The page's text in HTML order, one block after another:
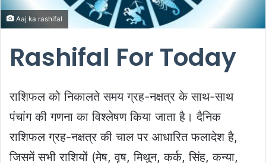
Aaj ka rashifal
Rashifal For Today
राशिफल को निकालते समय ग्रह-नक्षत्र के साथ-साथ
पंचांग की गणना का विश्लेषण किया जाता है। दैनिक
राशिफल ग्रह-नक्षत्र की चाल पर आधारित फलादेश है,
जिसमें सभी राशियों (मेष, वृष, मिथुन, कर्क, सिंह, कन्या,